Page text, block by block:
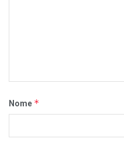
Nome *